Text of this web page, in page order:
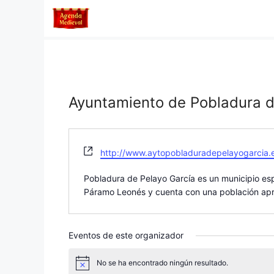
Ayuntamiento de Pobladura
W
b
s
t
http://
Pobladura de Pelayo García es un municipio
Páramo Leonés y cuenta con una población
Eventos de este organizador
No se ha encontrado ningún resultado.